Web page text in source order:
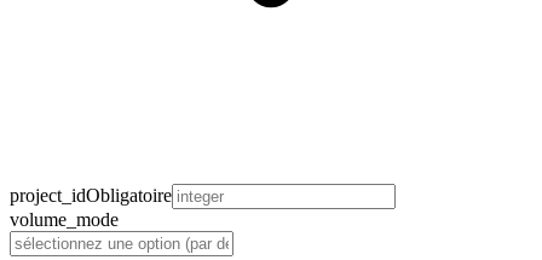
project_idObligatoire
volume_mode